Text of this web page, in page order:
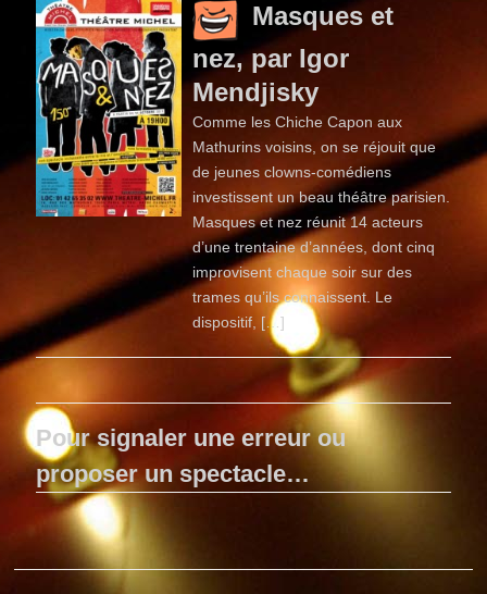
Masques et
nez, par Igor
Mendjisky
Comme les Chiche Capon aux
Mathurins voisins, on se réjouit que
de jeunes clowns-comédiens
investissent un beau théâtre parisien.
Masques et nez réunit 14 acteurs
d’une trentaine d’années, dont cinq
improvisent chaque soir sur des
trames qu’ils connaissent. Le
dispositif, […]
Pour signaler une erreur ou
proposer un spectacle…